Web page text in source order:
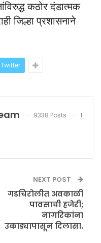
कठोर दंडात्मक
जिल्हा प्रशासनाने
Twitter
9338 Posts
1
NEXT POST
गडचिरोलीत अवकाळी
पावसाची हजेरी;
नागरिकांना
उकाड्यापासून दिलासा.